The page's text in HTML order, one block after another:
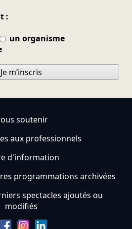
:
un organisme
Je m’inscris
soutenir
aux professionnels
d'information
programmations archivées
spectacles ajoutés ou
modifiés